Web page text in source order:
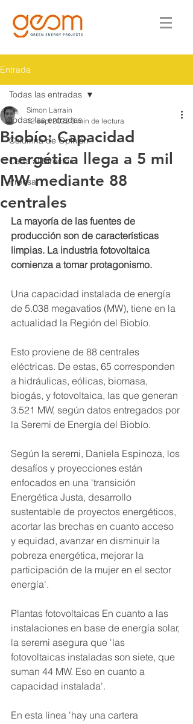
Entrada
Todas las entradas
Columna de Opinión
Carta al Director
Prensa
Todas las entradas
Biobío: Capacidad
energética llega a 5 mil
MW mediante 88
centrales
Simon Larrain
12 sept 2022 3 min de lectura
La mayoría de las fuentes de
producción son de características
limpias. La industria fotovoltaica
comienza a tomar protagonismo.
Una capacidad instalada de energía
de 5.038 megavatios (MW), tiene en la
actualidad la Región del Biobío.
Esto proviene de 88 centrales
eléctricas. De estas, 65 corresponden
a hidráulicas, eólicas, biomasa,
biogás, y fotovoltaica, las que generan
3.521 MW, según datos entregados por
la Seremi de Energía del Biobío.
Según la seremi, Daniela Espinoza, los
desafíos y proyecciones están
enfocados en una 'transición
Energética Justa, desarrollo
sustentable de proyectos energéticos,
acortar las brechas en cuanto acceso
y equidad, avanzar en disminuir la
pobreza energética, mejorar la
participación de la mujer en el sector
energía'.
Plantas fotovoltaicas En cuanto a las
instalaciones en base de energía solar,
la seremi asegura que 'las
fotovoltaicas instaladas son siete, que
suman 44 MW. Eso en cuanto a
capacidad instalada'.
En esta línea 'hay una cartera